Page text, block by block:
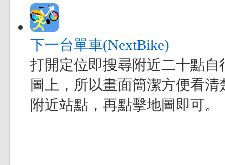
下一台單車(NextBike)
打開定位即搜尋附近二十點
圖上，所以畫面簡潔方便看
附近站點，再點擊地圖即可。